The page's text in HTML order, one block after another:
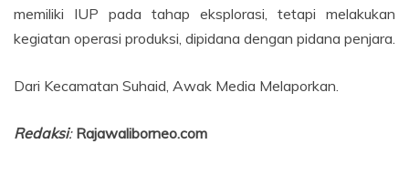
memiliki IUP pada tahap eksplorasi, tetapi melakukan
kegiatan operasi produksi, dipidana dengan pidana penjara.
Dari Kecamatan Suhaid, Awak Media Melaporkan.
Redaksi: Rajawaliborneo.com